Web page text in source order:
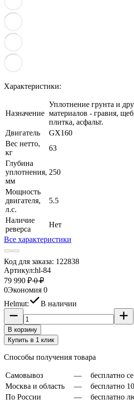
Характеристики:
Назначение
Уплотнение грунта и
материалов - гравия,
плитка, асфальт.
Двигатель
GX160
Вес нетто,
кг
63
Глубина
уплотнения,
мм
250
Мощность
двигателя,
л.с.
5.5
Наличие
реверса
Нет
Все характеристики
Код для заказа: 122838
Артикул:hl-84
79 990 ₽0 ₽
0Экономия 0
Helmut:
В наличии
В корзину
Купить в 1 клик
Способы получения товара
Самовывоз —
бесплатно
Москва и область
—
бесплатно
По России
—
бесплатно